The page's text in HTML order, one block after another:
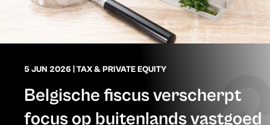
5 JUN 2026 TAX & PRIVATE EQUITY
Belgische fiscus verscherpt
focus op buitenlands vastgoed